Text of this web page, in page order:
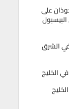
على
الشرق